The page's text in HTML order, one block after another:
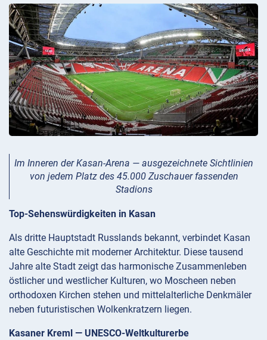
Im Inneren der Kasan-Arena — ausgezeichnete Sichtlinien
von jedem Platz des 45.000 Zuschauer fassenden
Stadions
Top-Sehenswürdigkeiten in Kasan
Als dritte Hauptstadt Russlands bekannt, verbindet Kasan
alte Geschichte mit moderner Architektur. Diese tausend
Jahre alte Stadt zeigt das harmonische Zusammenleben
östlicher und westlicher Kulturen, wo Moscheen neben
orthodoxen Kirchen stehen und mittelalterliche Denkmäler
neben futuristischen Wolkenkratzern liegen.
Kasaner Kreml — UNESCO-Weltkulturerbe